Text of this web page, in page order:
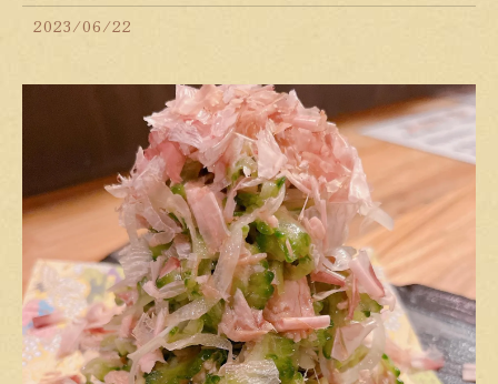
2023/06/22